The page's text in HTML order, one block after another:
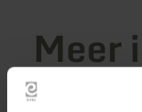
Meer